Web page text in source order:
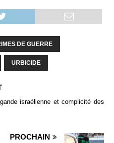
DE GUERRE
URBICIDE
israélienne et complicité des
PROCHAIN